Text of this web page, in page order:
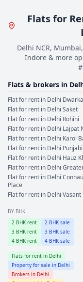
Flats for
Delhi NCR,
Indore & more
Flats & brokers in
Flat for rent in Delhi Dwarka
Flat for rent in Delhi Saket
Flat for rent in Delhi Rohini
Flat for rent in Delhi Lajpat
Flat for rent in Delhi Karol
Flat for rent in Delhi
Flat for rent in Delhi Hauz
Flat for rent in Delhi
Flat for rent in Delhi
Place
Flat for rent in Delhi Vasant
BY BHK
2 BHK rent 2 BHK sale
3 BHK rent 3 BHK sale
4 BHK rent 4 BHK sale
Flats for rent in Delhi
Property for sale in Delhi
Brokers in Delhi